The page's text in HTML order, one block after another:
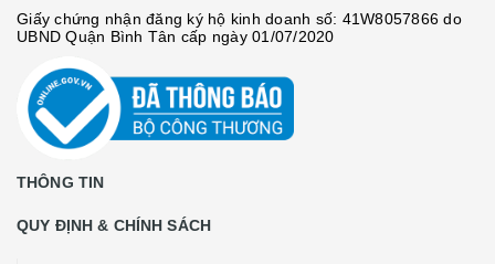
Giấy chứng nhận đăng ký hộ kinh doanh số: 41W8057866 do
UBND Quận Bình Tân cấp ngày 01/07/2020
THÔNG TIN
QUY ĐỊNH & CHÍNH SÁCH